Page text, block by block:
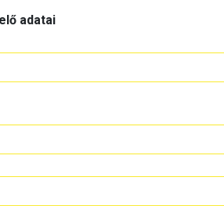
adatai